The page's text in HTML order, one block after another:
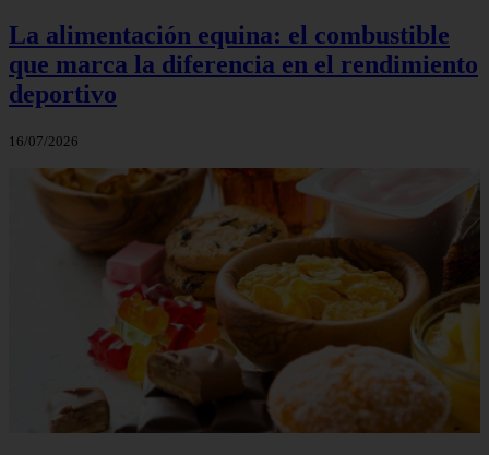
La alimentación equina: el combustible
que marca la diferencia en el rendimiento
deportivo
16/07/2026